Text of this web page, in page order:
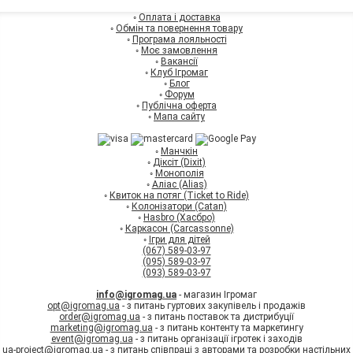
◦ Оплата і доставка
◦ Обмін та повернення товару
◦ Програма лояльності
◦ Моє замовлення
◦ Вакансії
◦ Клуб Ігромаг
◦ Блог
◦ Форум
◦ Публічна оферта
◦ Мапа сайту
◦ Манчкін
◦ Діксіт (Dixit)
◦ Монополія
◦ Аліас (Alias)
◦ Квиток на потяг (Ticket to Ride)
◦ Колонізатори (Catan)
◦ Hasbro (Хасбро)
◦ Каркасон (Carcassonne)
◦ Ігри для дітей
(067) 589-03-97
(095) 589-03-97
(093) 589-03-97
info@igromag.ua - магазин Ігромаг
opt@igromag.ua - з питань гуртових закупівель і продажів
order@igromag.ua - з питань поставок та дистрибуції
marketing@igromag.ua - з питань контенту та маркетингу
event@igromag.ua - з питань організації ігротек і заходів
ua-project@igromag.ua - з питань співпраці з авторами та розробки настільних